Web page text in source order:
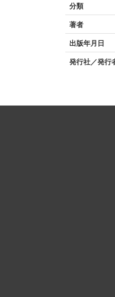
分類
著者
出版年月日
発行社／発行